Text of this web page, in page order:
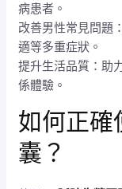
病患者。
改善男性常見問題
適等多重症狀。
提升生活品質：助
係體驗。
如何正
囊？